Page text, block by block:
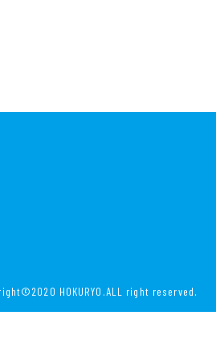
HOKURYO.ALL right reserved.